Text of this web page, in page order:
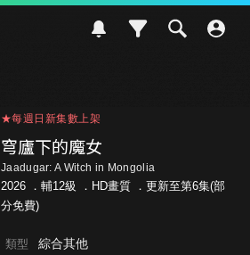
★每週日新集數上架
★每週日新集數上架
穹廬下的魔女
Jaadugar: A Witch in Mongolia
2026 ． 輔12級
．HD畫質 ．更新至第6集(部
分免費)
類型 綜合其他